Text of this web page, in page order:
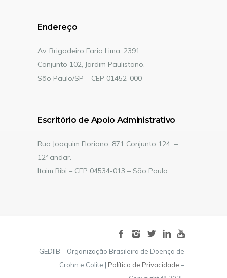
Endereço
Av. Brigadeiro Faria Lima, 2391
Conjunto 102, Jardim Paulistano.
São Paulo/SP – CEP 01452-000
Escritório de Apoio Administrativo
Rua Joaquim Floriano, 871 Conjunto 124 –
12º andar.
Itaim Bibi – CEP 04534-013 – São Paulo
GEDIIB – Organização Brasileira de Doença de
Crohn e Colite | Política de Privacidade –